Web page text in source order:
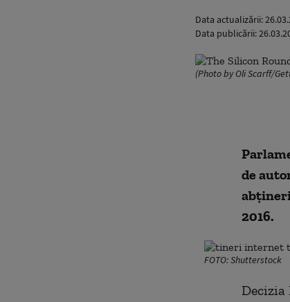
Data actualizării:
Data publicării:
(Photo by Oli Scarff/
de
2016.
FOTO: Shutterstock
Decizia